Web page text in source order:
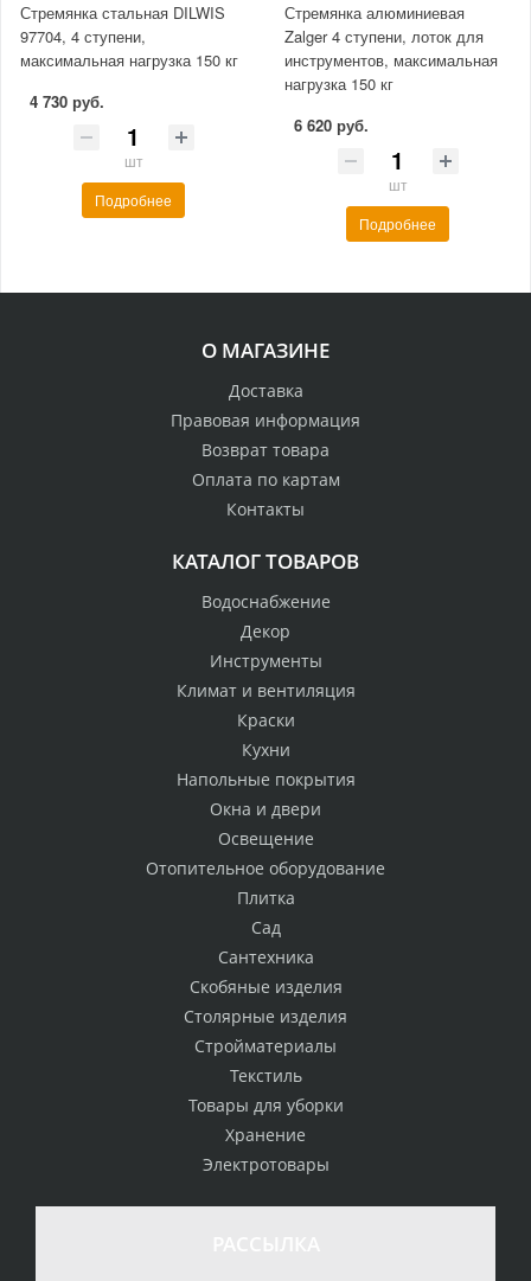
Стремянка стальная DILWIS
97704, 4 ступени,
максимальная нагрузка 150 кг
4 730 руб.
шт
Подробнее
Стремянка алюминиевая
Zalger 4 ступени, лоток для
инструментов, максимальная
нагрузка 150 кг
6 620 руб.
шт
Подробнее
О МАГАЗИНЕ
Доставка
Правовая информация
Возврат товара
Оплата по картам
Контакты
КАТАЛОГ ТОВАРОВ
Водоснабжение
Декор
Инструменты
Климат и вентиляция
Краски
Кухни
Напольные покрытия
Окна и двери
Освещение
Отопительное оборудование
Плитка
Сад
Сантехника
Скобяные изделия
Столярные изделия
Стройматериалы
Текстиль
Товары для уборки
Хранение
Электротовары